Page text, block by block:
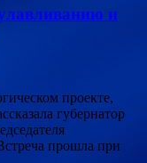
и
проекте,
губернатор
прошла при